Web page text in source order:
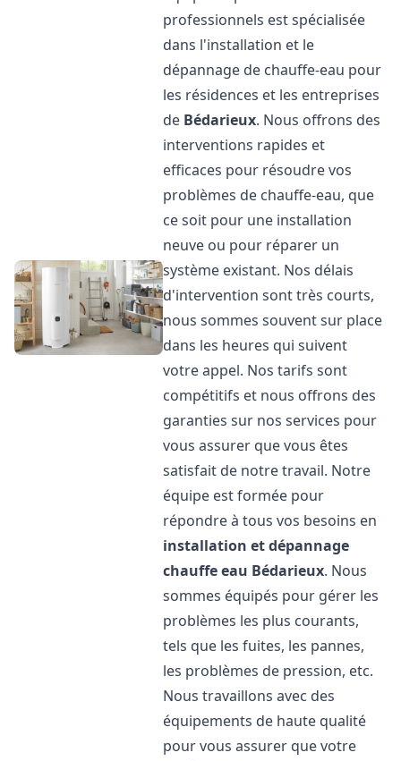
professionnels est spécialisée
dans l'installation et le
dépannage de chauffe-eau pour
les résidences et les entreprises
de Bédarieux. Nous offrons des
interventions rapides et
efficaces pour résoudre vos
problèmes de chauffe-eau, que
ce soit pour une installation
neuve ou pour réparer un
système existant. Nos délais
d'intervention sont très courts,
nous sommes souvent sur place
dans les heures qui suivent
votre appel. Nos tarifs sont
compétitifs et nous offrons des
garanties sur nos services pour
vous assurer que vous êtes
satisfait de notre travail. Notre
équipe est formée pour
répondre à tous vos besoins en
installation et dépannage
chauffe eau Bédarieux. Nous
sommes équipés pour gérer les
problèmes les plus courants,
tels que les fuites, les pannes,
les problèmes de pression, etc.
Nous travaillons avec des
équipements de haute qualité
pour vous assurer que votre